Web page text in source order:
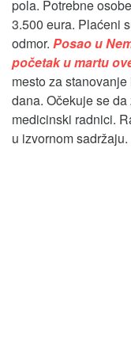
pola. Potrebne
3.500 eura. Plaćeni
odmor. Posao u
početak u martu
mesto za
dana. Očekuje se
medicinski radnici.
u izvornom sadržaju.